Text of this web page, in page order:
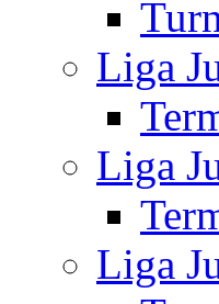
Liga
Liga
Liga